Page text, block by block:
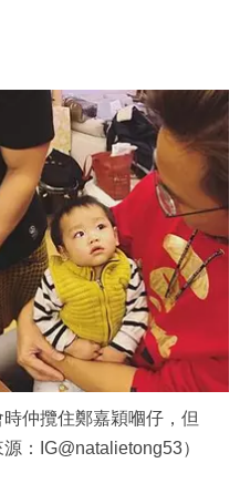
仲攬住鄭嘉穎嗰仔，但
：IG@natalietong53）